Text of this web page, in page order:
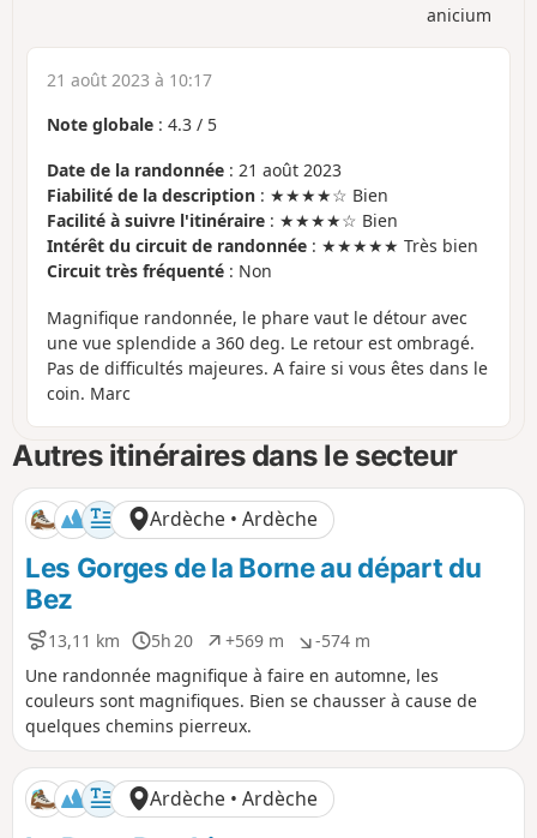
anicium
21 août 2023 à 10:17
Note globale : 4.3 / 5
Date de la randonnée : 21 août 2023
Fiabilité de la description : ★★★★☆ Bien
Facilité à suivre l'itinéraire : ★★★★☆ Bien
Intérêt du circuit de randonnée : ★★★★★ Très bien
Circuit très fréquenté : Non
Magnifique randonnée, le phare vaut le détour avec
une vue splendide a 360 deg. Le retour est ombragé.
Pas de difficultés majeures. A faire si vous êtes dans le
coin. Marc
Autres itinéraires dans le secteur
Ardèche • Ardèche
Les Gorges de la Borne au départ du
Bez
13,11 km
D
i
s
t
a
n
c
e
5h 20
D
u
r
é
e
+569 m
D
é
n
i
v
e
l
é
p
-574 m
D
é
n
i
e
l
é
n
Une randonnée magnifique à faire en automne, les
couleurs sont magnifiques. Bien se chausser à cause de
quelques chemins pierreux.
Ardèche • Ardèche